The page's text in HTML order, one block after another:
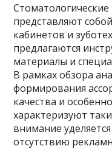
представляют
кабинетов и
предлагаются
материалы и
В рамках обзора
формирования
качества и
характеризуют
внимание
отсутствию